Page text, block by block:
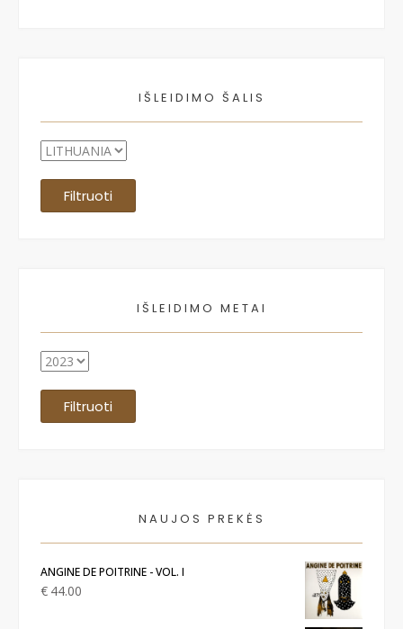
IŠLEIDIMO ŠALIS
Filtruoti
IŠLEIDIMO METAI
Filtruoti
NAUJOS PREKĖS
ANGINE DE POITRINE - VOL. I
€ 44.00